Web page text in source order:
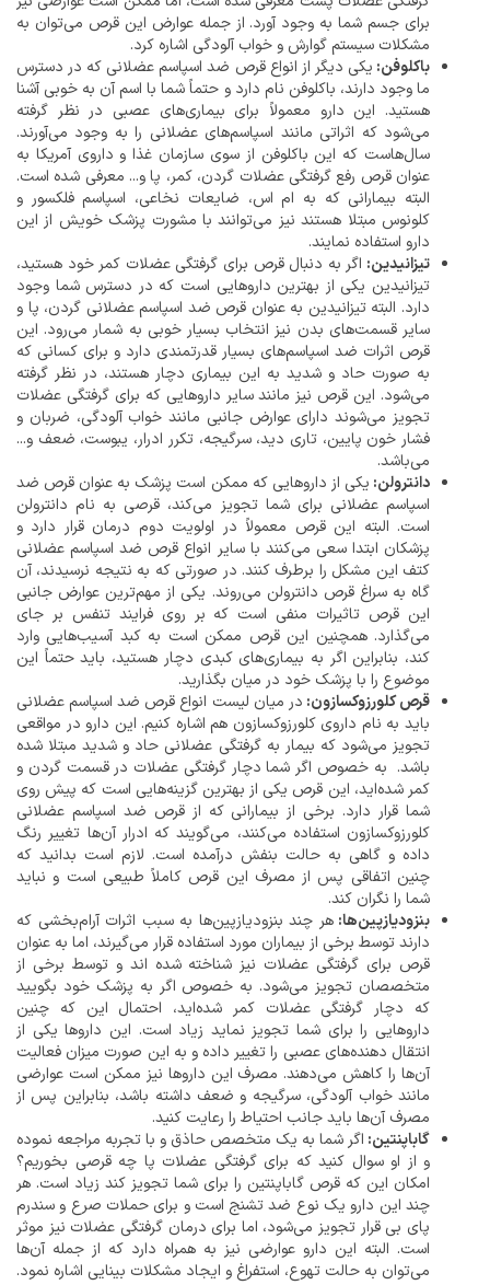
برای جسم شما به وجود آورد. از جمله عوارض این قرص می‌توان به
مشکلات سیستم گوارش و خواب آلودگی اشاره کرد.
باکلوفن: یکی دیگر از انواع قرص ضد اسپاسم عضلانی که در دسترس
ما وجود دارند، باکلوفن نام دارد و حتماً شما با اسم آن به خوبی آشنا
هستید. این دارو معمولاً برای بیماری‌های عصبی در نظر گرفته
می‌شود که اثراتی مانند اسپاسم‌های عضلانی را به وجود می‌آورند.‌
سال‌هاست که این باکلوفن از سوی سازمان غذا و داروی آمریکا به
عنوان قرص رفع گرفتگی عضلات گردن، کمر، پا و... معرفی شده است.
البته بیمارانی که به ام اس، ضایعات نخاعی، اسپاسم فلکسور و
کلونوس مبتلا هستند نیز می‌توانند با مشورت پزشک خویش از این
دارو استفاده نمایند.
تیزانیدین: اگر به دنبال قرص برای گرفتگی عضلات کمر خود هستید،
تیزانیدین یکی از بهترین داروهایی است که در دسترس شما وجود
دارد. البته تیزانیدین به عنوان قرص ضد اسپاسم عضلانی گردن، پا و
سایر قسمت‌های بدن نیز انتخاب بسیار خوبی به شمار می‌رود. این
قرص اثرات ضد اسپاسم‌های بسیار قدرتمندی دارد و برای کسانی که
به صورت حاد و شدید به این بیماری دچار هستند، در نظر گرفته
می‌شود. این قرص نیز مانند سایر داروهایی که برای گرفتگی عضلات
تجویز می‌شوند دارای عوارض جانبی مانند خواب آلودگی، ضربان و
فشار خون پایین، تاری دید، سرگیجه، تکرر ادرار، یبوست، ضعف و...
می‌باشد.
دانترولن: یکی از داروهایی که ممکن است پزشک به عنوان قرص ضد
اسپاسم عضلانی برای شما تجویز می‌کند، قرصی به نام دانترولن
است. البته این قرص معمولاً در اولویت دوم درمان قرار دارد و
پزشکان ابتدا سعی می‌کنند با سایر انواع قرص ضد اسپاسم عضلانی
کتف این مشکل را برطرف کنند. در صورتی که به نتیجه نرسیدند، آن
گاه به سراغ قرص دانترولن می‌روند. یکی از مهم‌ترین عوارض جانبی
این قرص تاثیرات منفی است که بر روی فرایند تنفس بر جای
می‌گذارد. همچنین این قرص ممکن است به کبد آسیب‌هایی وارد
کند، بنابراین اگر به بیماری‌های کبدی دچار هستید، باید حتماً این
موضوع را با پزشک خود در میان بگذارید.
قرص کلورزوکسازون: در میان لیست انواع قرص ضد اسپاسم عضلانی
باید به نام داروی کلورزوکسازون هم اشاره کنیم. این دارو در مواقعی
تجویز می‌شود که بیمار به گرفتگی عضلانی حاد و شدید مبتلا شده
باشد. به خصوص اگر شما دچار گرفتگی عضلات در قسمت گردن و
کمر شده‌اید، این قرص یکی از بهترین گزینه‌هایی است که پیش روی
شما قرار دارد. برخی از بیمارانی که از قرص ضد اسپاسم عضلانی
کلورزوکسازون استفاده می‌کنند، می‌گویند که ادرار آن‌ها تغییر رنگ
داده و گاهی به حالت بنفش درآمده است. لازم است بدانید که
چنین اتفاقی پس از مصرف این قرص کاملاً طبیعی است و نباید
شما را نگران کند.
بنزودیازپین‌ها:هر چند بنزودیازپین‌ها به سبب اثرات آرام‌بخشی که
دارند توسط برخی از بیماران مورد استفاده قرار می‌گیرند، اما به عنوان
قرص برای گرفتگی عضلات نیز شناخته شده اند و توسط برخی از
متخصصان تجویز می‌شود. به خصوص اگر به پزشک خود بگویید
که دچار گرفتگی عضلات کمر شده‌اید، احتمال این که چنین
داروهایی را برای شما تجویز نماید زیاد است. این داروها یکی از
انتقال دهنده‌های عصبی را تغییر داده و به این صورت میزان فعالیت
آن‌ها را کاهش می‌دهند. مصرف این داروها نیز ممکن است عوارضی
مانند خواب آلودگی، سرگیجه و ضعف داشته باشد، بنابراین پس از
مصرف آن‌ها باید جانب احتیاط را رعایت کنید.
گاباپنتین: اگر شما به یک متخصص حاذق و با تجربه مراجعه نموده
و از او سوال کنید که برای گرفتگی عضلات پا چه قرصی بخوریم؟
امکان این که قرص گاباپنتین را برای شما تجویز کند زیاد است. هر
چند این دارو یک نوع ضد تشنج است و برای حملات صرع و سندرم
پای بی قرار تجویز می‌شود، اما برای درمان گرفتگی عضلات نیز موثر
است. البته این دارو عوارضی نیز به همراه دارد که از جمله آن‌ها
می‌توان به حالت تهوع، استفراغ و ایجاد مشکلات بینایی اشاره نمود.